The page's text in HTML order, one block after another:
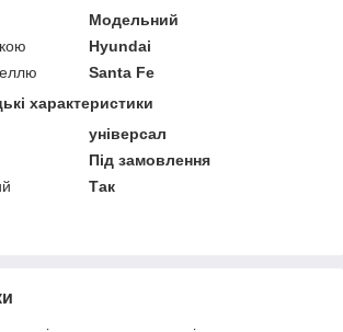
Модельний
Hyundai
Santa Fe
характеристики
універсал
Під замовлення
Так